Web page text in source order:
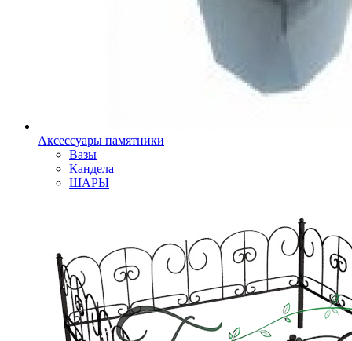
Аксессуары памятники
Вазы
Кандела
ШАРЫ